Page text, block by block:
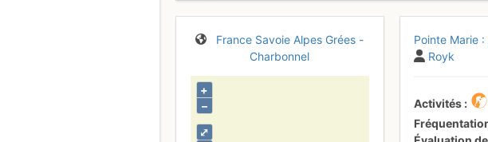
France Savoie Alpes Grées -
Charbonnel
⤢
+
–
Pointe Marie
Royk
Activités